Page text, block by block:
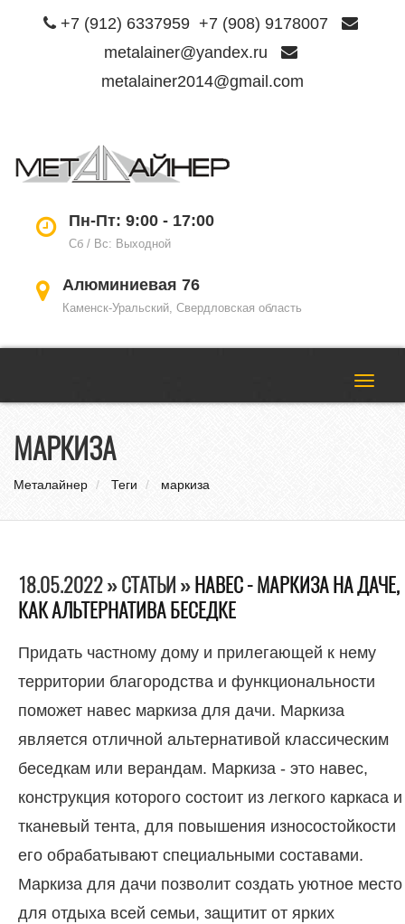
+7 (912) 6337959 +7 (908) 9178007
metalainer@yandex.ru
metalainer2014@gmail.com
Пн-Пт: 9:00 - 17:00
Сб / Вс: Выходной
Алюминиевая 76
Каменск-Уральский, Свердловская область
МАРКИЗА
Металайнер Теги маркиза
18.05.2022 » СТАТЬИ »НАВЕС - МАРКИЗА НА ДАЧЕ,
КАК АЛЬТЕРНАТИВА БЕСЕДКЕ
Придать частному дому и прилегающей к нему
территории благородства и функциональности
поможет навес маркиза для дачи. Маркиза
является отличной альтернативой классическим
беседкам или верандам. Маркиза - это навес,
конструкция которого состоит из легкого каркаса и
тканевый тента, для повышения износостойкости
его обрабатывают специальными составами.
Маркиза для дачи позволит создать уютное место
для отдыха всей семьи, защитит от ярких